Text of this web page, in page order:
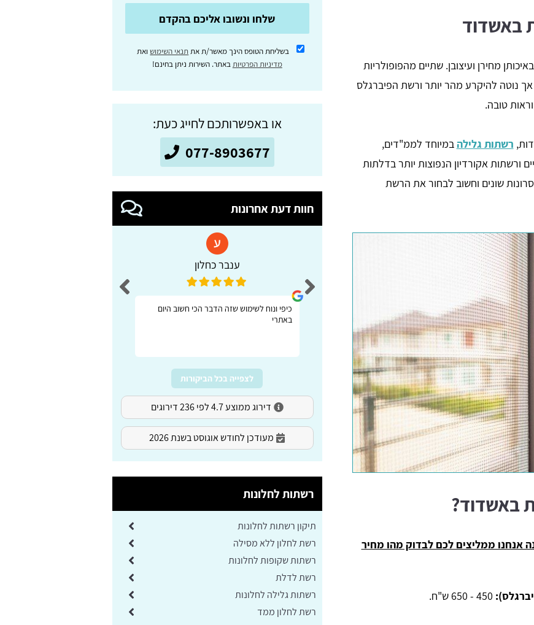
באשדוד
מחירן ועיצובן. שתיים מהפופולריות
אך נוטה להיקרע מהר יותר ורשת הפיברגלס
טובה.
רשתות גלילהבמיוחד לממ"דים,
ורשתות אקורדיון הנפוצות יותר בדלתות
שונים וחשוב לבחור את הרשת
באשדוד?
ממליצים לכם לבדוק מהו מחיר
450 - 650 ש"ח.
שלחו ונשובו אליכם בהקדם
בשליחת הטופס הינך מאשר/ת את תנאי השימושואת
מדיניות הפרטיותבאתר. השירות ניתן בחינם!
או באפשרותכם לחייג כעת:
077-8903677
חוות דעת אחרונות
ענבר כחלון
כיפי ונוח לשימוש שזה הדבר הכי חשוב היום
באתרי
אתר יעיל מאוד!! כיף שיש מענה במקום אחד
ולא צריך להתפזר
לצפייה בכל הביקורות
דירוג ממוצע 4.7 לפי 236 דירוגים
מעודכן לחודש אוגוסט בשנת 2026
רשתות לחלונות
תיקון רשתות לחלונות
רשת לחלון ללא מסילה
רשתות שקופות לחלונות
רשת לדלת
רשתות גלילה לחלונות
רשת לחלון ממד